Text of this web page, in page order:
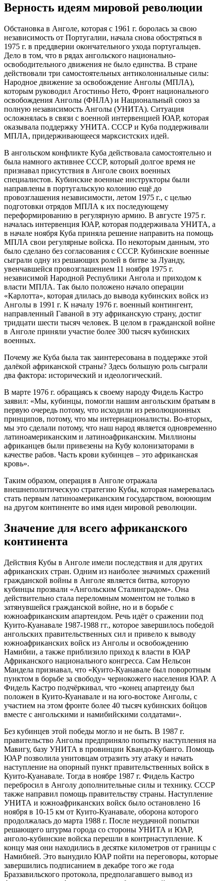
Верность идеям мировой революции
Обстановка в Анголе, которая с 1961 г. боролась за свою
независимость от Португалии, начала снова обостряться в
1975 г. в преддверии окончательного ухода португальцев.
Дело в том, что в рядах ангольского национально-
освободительного движения не было единства. В стране
действовали три самостоятельных антиколониальные силы:
Народное движение за освобождение Анголы (МПЛА),
которым руководил Агостиньо Нето, Фронт национально­го
освобождения Анголы (ФНЛА) и Национальный союз за
полную независимость Анголы (УНИТА). Ситуация
осложнялась в связи с военной интервенцией ЮАР, которая
оказывала поддержку УНИТА. СССР и Куба поддерживали
МПЛА, придерживающееся марксистских идей.
В ангольском конфликте Куба действовала самостоятельно и
была намного активнее СССР, который долгое время не
признавал присутствия в Анголе своих военных
специалистов. Кубинские военные инструкторы были
направлены в португальскую колонию ещё до
провозглашения независимости, летом 1975 г., с целью
подготовки отрядов МПЛА к их последующему
переформированию в регулярную армию. В августе 1975 г.
началась интервенция ЮАР, которая поддерживала УНИТА, а
в начале ноября Куба приняла решение направить на помощь
МПЛА свои регулярные войска. По некоторым данным, это
было сделано без согласования с СССР. Кубинские военные
сыграли одну из решающих ролей в битве за Луанду,
увенчавшейся провозглашением 11 ноября 1975 г.
независимой Народной Республики Ангола и приходом к
власти МПЛА. Так было положено начало операции
«Карлотта», которая длилась до вывода кубинских войск из
Анголы в 1991 г. К началу 1976 г. военный контингент,
направленный Гаваной в эту африканскую страну, достиг
тридцати шести тысяч человек. В целом в гражданской войне
в Анголе приняли участие более 300 тысяч кубинских
военных.
Почему же Куба была так заинтересована в поддержке этой
далёкой африканской страны? Здесь большую роль сыграли
два фактора: исторический и идеологический.
В марте 1976 г. обращаясь к своему народу Фидель Кастро
заявил: «Мы, кубинцы, помогли нашим ангольским братьям в
первую очередь потому, что исходили из революционных
принципов, потому, что мы интернационалисты. Во-вторых,
мы это сделали потому, что наш народ является одновременно
латиноамериканским и латиноафриканским. Миллионы
африканцев были привезены на Кубу колонизаторами в
качестве рабов. Часть крови кубинцев – это африканская
кровь».
Таким образом, операция в Анголе отражала
внешнеполитическую стратегию Кубы, которая намеревалась
стать первым латиноамериканским государством, воюющим
на другом континенте во имя идеи мировой революции.
Значение для всего африканского
континента
Действия Кубы в Анголе имели последствия и для других
африканских стран. Одним из наиболее значимых сражений
гражданской войны в Анголе является битва, которую
кубинцы прозвали «Ангольским Сталинградом». Она
действительно стала переломным моментом не только в
затянувшейся гражданской войне, но и в борьбе с
южноафриканским апартеидом. Речь идёт о сражении под
Куито-Куанавале 1987-1988 гг., которое завершилось победой
ангольских правительственных сил и привело к выводу
южноафриканских войск из Анголы и освобождению
Намибии, а также приблизило приход к власти в ЮАР
Африканского национального конгресса. Сам Нельсон
Мандела признавал, что «Куито-Куанавале был поворотным
пунктом в борьбе за свободу» чернокожего населения ЮАР. А
Фидель Кастро подчёркивал, что «конец апартеиду был
положен в Куито-Куанавале и на юго-востоке Анголы, с
участием на этом фронте более 40 тысяч кубинских бойцов
вместе с ангольскими и намибийскими солдатами».
Без кубинцев этой победы могло и не быть. В 1987 г.
правительство Анголы предприняло попытку наступления на
Мавигу, базу УНИТА в провинции Квандо-Кубанго. Помощь
ЮАР позволила унитовцам отразить эту атаку и начать
наступление на опорный пункт правительственных войск в
Куито-Куанавале. Тогда в ноябре 1987 г. Фидель Кастро
перебросил в Анголу дополнительные силы и технику. СССР
также направил помощь правительству страны. Наступление
УНИТА и южноафриканских войск было остановлено 16
ноября в 10-15 км от Куито-Куанавале, оборона которого
продолжалась до марта 1988 г. После неудачной попытки
решающего штурма города со стороны УНИТА и ЮАР,
анголо-кубинские войска перешли в контрнаступление. К
концу мая они находились в десятке километров от границы с
Намибией. Это вынудило ЮАР пойти на переговоры, которые
завершились подписанием в декабре того же года
Браззавильского протокола, предполагавшего вывод из